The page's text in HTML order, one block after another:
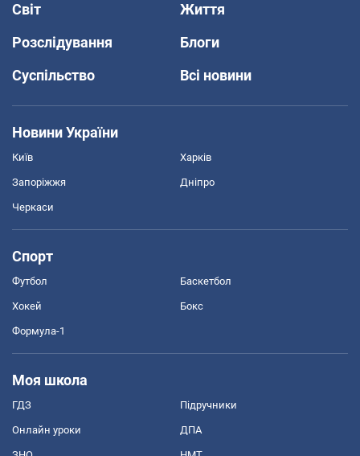
Світ
Життя
Розслідування
Блоги
Суспільство
Всі новини
Новини України
Київ Харків
Запоріжжя Дніпро
Черкаси
Спорт
Футбол Баскетбол
Хокей Бокс
Формула-1
Моя школа
ГДЗ Підручники
Онлайн уроки ДПА